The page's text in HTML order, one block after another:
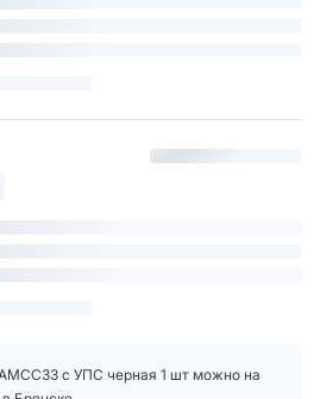
с УПС черная 1 шт можно на